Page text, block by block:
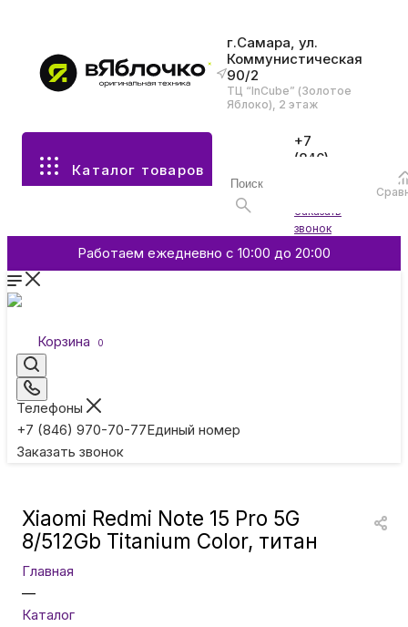
г.Самара, ул.
Коммунистическая
90/2
ТЦ “InCube” (Золотое
Яблоко), 2 этаж
Каталог товаров
+7
(846)
Заказать
звонок
Работаем ежедневно с 10:00 до 20:00
Корзина 0
Телефоны
+7 (846) 970-70-77Единый номер
Заказать звонок
Все разделы каталога
Аксессуары
Смартфоны и гаджеты
Умные кольца
Xiaomi Redmi Note 15 Pro 5G
8/512Gb Titanium Color, титан
Главная
—
Каталог